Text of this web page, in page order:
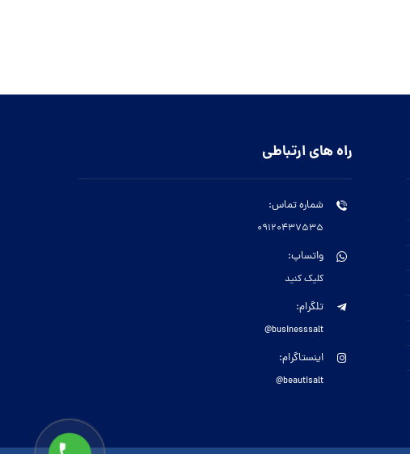
راه های ارتباطی
شماره تماس:
09120437535
واتساپ:
کلیک کنید
تلگرام:
businesssalt@
اینستاگرام:
beautisalt@